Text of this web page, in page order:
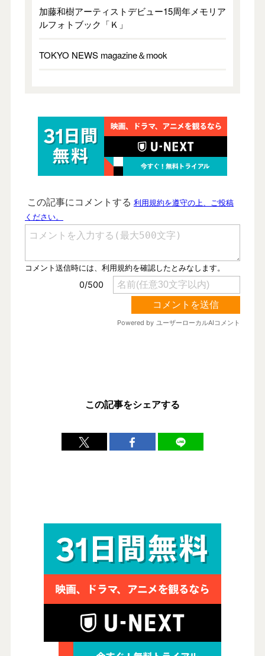
加藤和樹アーティストデビュー15周年メモリア
ルフォトブック「Ｋ」
TOKYO NEWS magazine＆mook
この記事をシェアする